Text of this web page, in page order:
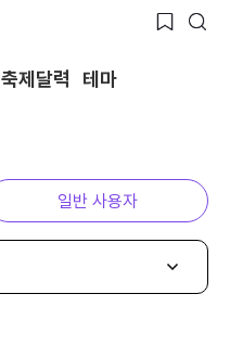
축제달력 테마
일반 사용자